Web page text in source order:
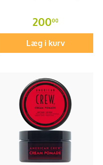
20000
Læg i kurv